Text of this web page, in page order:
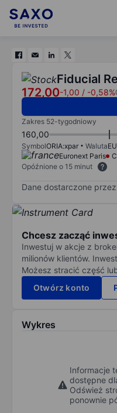
Fiducial
172,00-1,00 / -0,58%
Zakres 52-tygodniowy
160,00
SymbolORIA:xpar Waluta
Euronext Paris
Opóźnione o 15 minut
Dane dostarczone przez
Chcesz zacząć
Inwestuj w akcje z
milionów klientów.
Możesz stracić część
Otwórz konto
Wykres
Informacje
dostępne
Odśwież
ponownie